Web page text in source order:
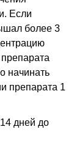
Если
более 3
начинать
препарата 1
дней до